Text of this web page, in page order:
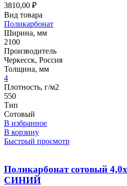
3810,00 ₽
Вид товара
Поликарбонат
Ширина, мм
2100
Производитель
Черкесск, Россия
Толщина, мм
4
Плотность, г/м2
550
Тип
Сотовый
В избранное
В корзину
Быстрый просмотр
Поликарбонат сотовый
СИНИЙ